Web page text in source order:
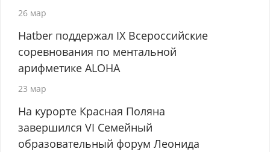
26 мар
Hatber поддержал IX Всероссийские
соревнования по ментальной
арифметике ALOHA
23 мар
На курорте Красная Поляна
завершился VI Семейный
образовательный форум Леонида